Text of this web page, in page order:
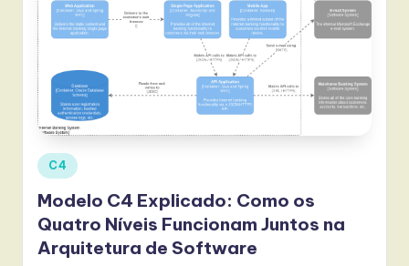
n
o
v
a
ti
o
n
Posted
in
C4
Modelo C4 Explicado: Como os
Quatro Níveis Funcionam Juntos na
Arquitetura de Software